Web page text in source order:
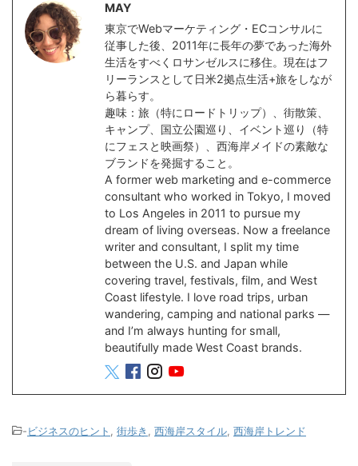
MAY
東京でWebマーケティング・ECコンサルに
従事した後、2011年に長年の夢であった海外
生活をすべくロサンゼルスに移住。現在はフ
リーランスとして日米2拠点生活+旅をしなが
ら暮らす。
趣味：旅（特にロードトリップ）、街散策、
キャンプ、国立公園巡り、イベント巡り（特
にフェスと映画祭）、西海岸メイドの素敵な
ブランドを発掘すること。
A former web marketing and e-commerce
consultant who worked in Tokyo, I moved
to Los Angeles in 2011 to pursue my
dream of living overseas. Now a freelance
writer and consultant, I split my time
between the U.S. and Japan while
covering travel, festivals, film, and West
Coast lifestyle. I love road trips, urban
wandering, camping and national parks —
and I’m always hunting for small,
beautifully made West Coast brands.
-ビジネスのヒント 街歩き 西海岸スタイル 西海岸トレンド